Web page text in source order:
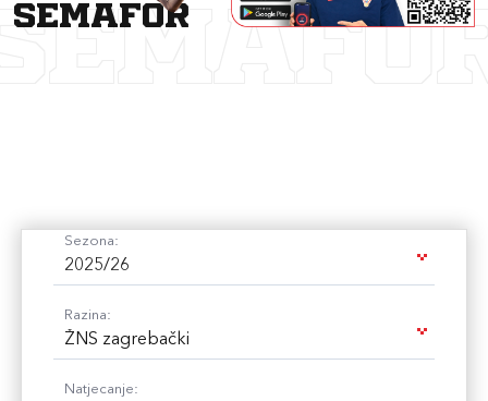
semafor
Sezona:
2025/26
Razina:
ŽNS zagrebački
Natjecanje: